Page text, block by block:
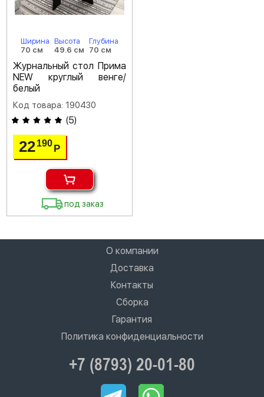
Ширина
70 см
Высота
49.6 см
Глубина
70 см
Журнальный стол Прима
NEW круглый венге/
белый
Код товара: 190430
(5)
22190Р
под заказ
О компании
Доставка
Контакты
Сборка
Гарантия
Политика конфиденциальности
+7 (8793) 20-01-80